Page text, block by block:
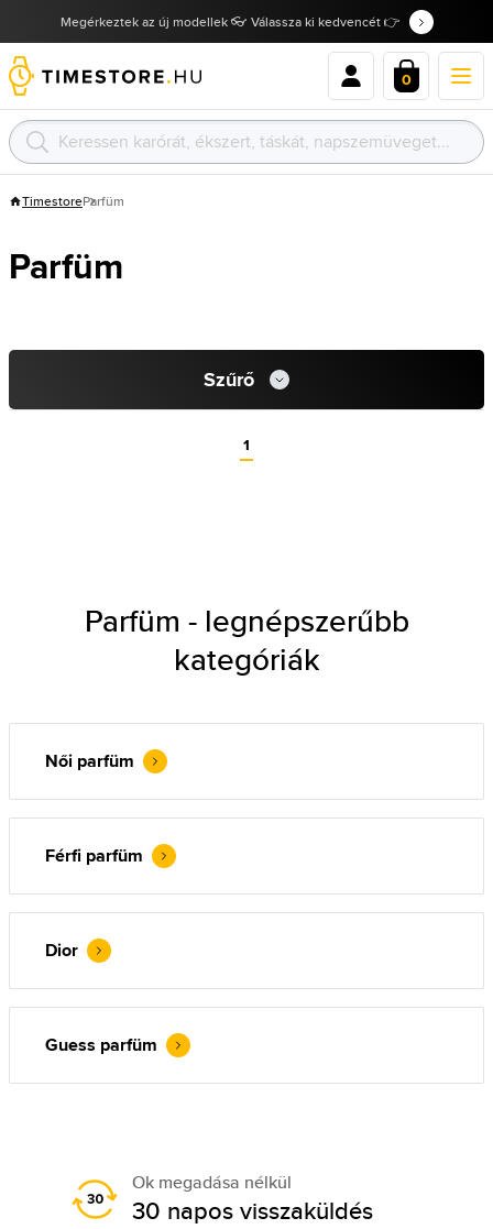
Megérkeztek az új modellek 👓 Válassza ki kedvencét 👉
0
TimestoreParfüm
Parfüm
Szűrő
1
Parfüm - legnépszerűbb
kategóriák
Női parfüm
Férfi parfüm
Dior
Guess parfüm
Ok megadása nélkül
30 napos visszaküldés